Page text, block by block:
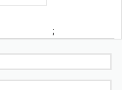
;